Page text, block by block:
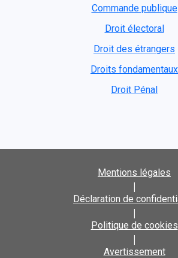
Commande publique
Droit électoral
Droit des étrangers
Droits fondamentaux
Droit Pénal
Mentions légales
|
Déclaration de
|
Politique de cookies
|
Avertissement